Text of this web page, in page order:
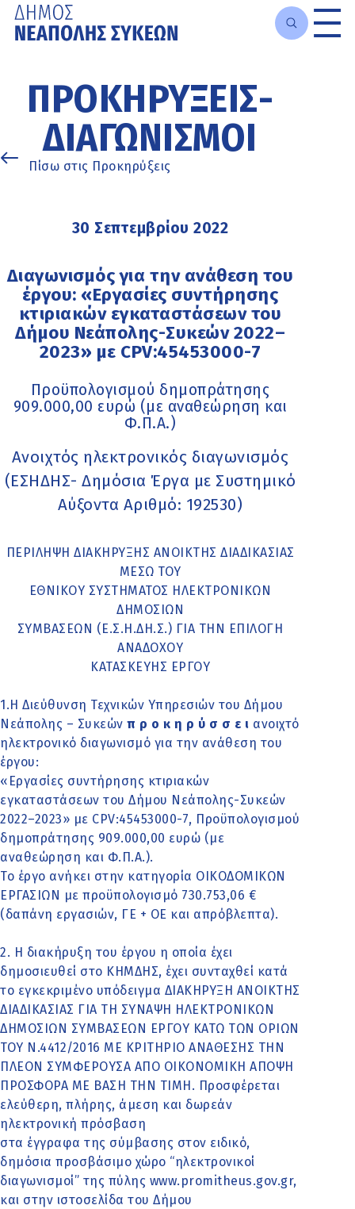
κυρίως
περιεχόμενο
ΠΡΟΚΗΡΎΞΕΙΣ-
ΔΙΑΓΩΝΙΣΜΟΊ
Πίσω στις Προκηρύξεις
30 Σεπτεμβρίου 2022
Διαγωνισμός για την ανάθεση του
έργου: «Εργασίες συντήρησης
κτιριακών εγκαταστάσεων του
Δήμου Νεάπολης-Συκεών 2022–
2023» με CPV:45453000-7
Προϋπολογισμού δημοπράτησης
909.000,00 ευρώ (με αναθεώρηση και
Φ.Π.Α.)
Ανοιχτός ηλεκτρονικός διαγωνισμός
(ΕΣΗΔΗΣ- Δημόσια Έργα με Συστημικό
Αύξοντα Αριθμό: 192530)
ΠΕΡΙΛΗΨΗ ΔΙΑΚΗΡΥΞΗΣ ΑΝΟΙΚΤΗΣ ΔΙΑΔΙΚΑΣΙΑΣ
ΜΕΣΩ ΤΟΥ
ΕΘΝΙΚΟΥ ΣΥΣΤΗΜΑΤΟΣ ΗΛΕΚΤΡΟΝΙΚΩΝ
ΔΗΜΟΣΙΩΝ
ΣΥΜΒΑΣΕΩΝ (Ε.Σ.Η.ΔΗ.Σ.) ΓΙΑ ΤΗΝ ΕΠΙΛΟΓΗ
ΑΝΑΔΟΧΟΥ
ΚΑΤΑΣΚΕΥΗΣ ΕΡΓΟΥ
1.Η Διεύθυνση Τεχνικών Υπηρεσιών του Δήμου
Νεάπολης – Συκεών π ρ ο κ η ρ ύ σ σ ε ι ανοιχτό
ηλεκτρονικό διαγωνισμό για την ανάθεση του
έργου:
«Εργασίες συντήρησης κτιριακών
εγκαταστάσεων του Δήμου Νεάπολης-Συκεών
2022–2023» με CPV:45453000-7, Προϋπολογισμού
δημοπράτησης 909.000,00 ευρώ (με
αναθεώρηση και Φ.Π.Α.).
Το έργο ανήκει στην κατηγορία ΟΙΚΟΔΟΜΙΚΩΝ
ΕΡΓΑΣΙΩΝ με προϋπολογισμό 730.753,06 €
(δαπάνη εργασιών, ΓΕ + ΟΕ και απρόβλεπτα).
2. Η διακήρυξη του έργου η οποία έχει
δημοσιευθεί στο ΚΗΜΔΗΣ, έχει συνταχθεί κατά
το εγκεκριμένο υπόδειγμα ΔΙΑΚΗΡΥΞΗ ΑΝΟΙΚΤΗΣ
ΔΙΑΔΙΚΑΣΙΑΣ ΓΙΑ ΤΗ ΣΥΝΑΨΗ ΗΛΕΚΤΡΟΝΙΚΩΝ
ΔΗΜΟΣΙΩΝ ΣΥΜΒΑΣΕΩΝ ΕΡΓΟΥ ΚΑΤΩ ΤΩΝ ΟΡΙΩΝ
ΤΟΥ Ν.4412/2016 ΜΕ ΚΡΙΤΗΡΙΟ ΑΝΑΘΕΣΗΣ ΤΗΝ
ΠΛΕΟΝ ΣΥΜΦΕΡΟΥΣΑ ΑΠΟ ΟΙΚΟΝΟΜΙΚΗ ΑΠΟΨΗ
ΠΡΟΣΦΟΡΑ ΜΕ ΒΑΣΗ ΤΗΝ ΤΙΜΗ. Προσφέρεται
ελεύθερη, πλήρης, άμεση και δωρεάν
ηλεκτρονική πρόσβαση
στα έγγραφα της σύμβασης στον ειδικό,
δημόσια προσβάσιμο χώρο “ηλεκτρονικοί
διαγωνισμοί” της πύλης www.promitheus.gov.gr,
και στην ιστοσελίδα του Δήμου